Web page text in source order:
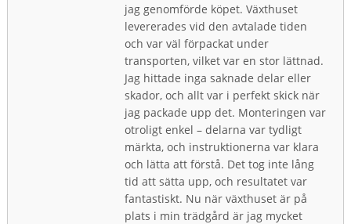
jag genomförde köpet. Växthuset
levererades vid den avtalade tiden
och var väl förpackat under
transporten, vilket var en stor lättnad.
Jag hittade inga saknade delar eller
skador, och allt var i perfekt skick när
jag packade upp det. Monteringen var
otroligt enkel – delarna var tydligt
märkta, och instruktionerna var klara
och lätta att förstå. Det tog inte lång
tid att sätta upp, och resultatet var
fantastiskt. Nu när växthuset är på
plats i min trädgård är jag mycket